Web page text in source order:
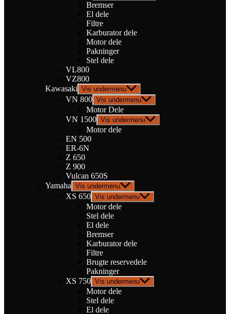
Bremser
El dele
Filtre
Karburator dele
Motor dele
Pakninger
Stel dele
VL800
VZ800
Kawasaki Vis undermenu
VN 800 Vis undermenu
Motor Dele
VN 1500 Vis undermenu
Motor dele
EN 500
ER-6N
Z 650
Z 900
Vulcan 650S
Yamaha Vis undermenu
XS 650 Vis undermenu
Motor dele
Stel dele
El dele
Bremser
Karburator dele
Filtre
Brugte reservedele
Pakninger
XS 750 Vis undermenu
Motor dele
Stel dele
El dele